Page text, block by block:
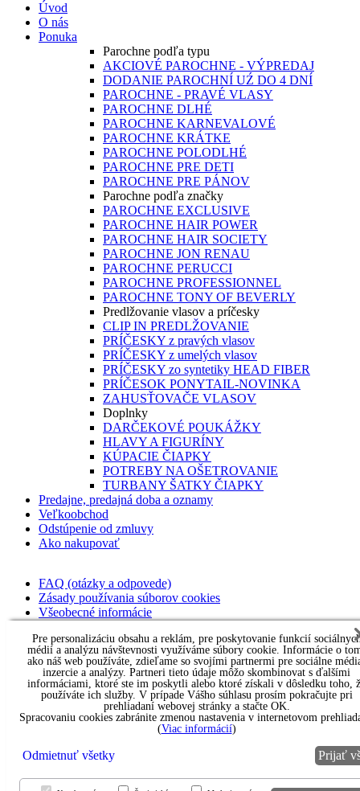
Úvod
O nás
Ponuka
Parochne podľa typu
AKCIOVÉ PAROCHNE - VÝPREDAJ
DODANIE PAROCHNÍ UŹ DO 4 DNÍ
PAROCHNE - PRAVÉ VLASY
PAROCHNE DLHÉ
PAROCHNE KARNEVALOVÉ
PAROCHNE KRÁTKE
PAROCHNE POLODLHÉ
PAROCHNE PRE DETI
PAROCHNE PRE PÁNOV
Parochne podľa značky
PAROCHNE EXCLUSIVE
PAROCHNE HAIR POWER
PAROCHNE HAIR SOCIETY
PAROCHNE JON RENAU
PAROCHNE PERUCCI
PAROCHNE PROFESSIONNEL
PAROCHNE TONY OF BEVERLY
Predlžovanie vlasov a príčesky
CLIP IN PREDLŽOVANIE
PRÍČESKY z pravých vlasov
PRÍČESKY z umelých vlasov
PRÍČESKY zo syntetiky HEAD FIBER
PRÍČESOK PONYTAIL-NOVINKA
ZAHUSŤOVAČE VLASOV
Doplnky
DARČEKOVÉ POUKÁŽKY
HLAVY A FIGURÍNY
KÚPACIE ČIAPKY
POTREBY NA OŠETROVANIE
TURBANY ŠATKY ČIAPKY
Predajne, predajná doba a oznamy
Veľkoobchod
Odstúpenie od zmluvy
Ako nakupovať
FAQ (otázky a odpovede)
Zásady používania súborov cookies
Všeobecné informácie
Ochrana osobných údajov
Informácie a poučenia pre spotrebiteľa
Parochne na lekársky predpis
Kontakt pre veľkoobchod
Návody a formuláre
Vysvetlivky k názvom textílií
Vysvetlivky k druhom a veľkostiam parochní
Pre personalizáciu obsahu a reklám, pre poskytovanie funkcií
médií a analýzu návštevnosti využíváme súbory cookie. Informácie o
ako náš web používáte, zdieľame so svojími partnermi pre sociálne
inzercie a analýzy. Partneri tieto údaje môžo skombinovat s ďalšími
informáciami, ktoré ste im poskytli alebo ktoré získali v dôsledku toho,
používáte ich služby. V prípade Vášho súhlasu prosím pokračujte pri
prehliadaní webovej stránky a stačte OK.
Spracovaniu cookies zabránite zmenou nastavenia v internetovom
(Viac informácií)
Odmietnuť všetky Prijať